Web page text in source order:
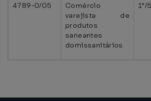
4789-0/05
Comércio
varejista de
produtos
saneantes
domissanitários
1°/